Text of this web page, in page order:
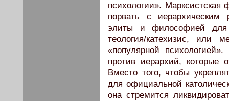
психологии».
порвать с
элиты и философией для
теология/катехизис, или
«популярной
против иерархий, которые
Вместо того, чтобы
для официальной
она стремится